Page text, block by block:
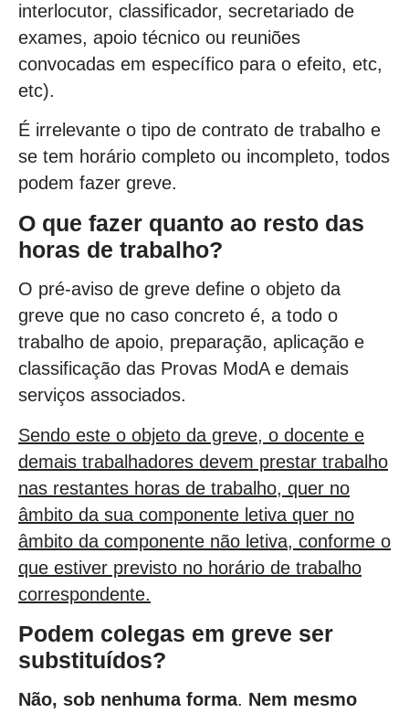
interlocutor, classificador, secretariado de
exames, apoio técnico ou reuniões
convocadas em específico para o efeito, etc,
etc).
É irrelevante o tipo de contrato de trabalho e
se tem horário completo ou incompleto, todos
podem fazer greve.
O que fazer quanto ao resto das
horas de trabalho?
O pré-aviso de greve define o objeto da
greve que no caso concreto é, a todo o
trabalho de apoio, preparação, aplicação e
classificação das Provas ModA e demais
serviços associados.
Sendo este o objeto da greve, o docente e
demais trabalhadores devem prestar trabalho
nas restantes horas de trabalho, quer no
âmbito da sua componente letiva quer no
âmbito da componente não letiva, conforme o
que estiver previsto no horário de trabalho
correspondente.
Podem colegas em greve ser
substituídos?
Não, sob nenhuma forma. Nem mesmo